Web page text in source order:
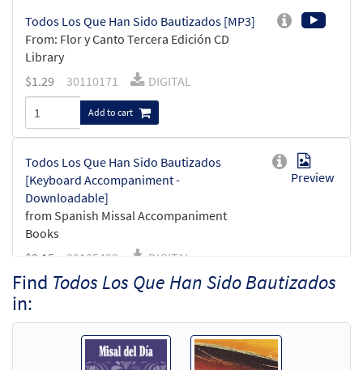
Todos Los Que Han Sido Bautizados [MP3]
From: Flor y Canto Tercera Edición CD
Library
$1.29 30110171 DIGITAL
Add to cart
Todos Los Que Han Sido Bautizados
[Keyboard Accompaniment -
Downloadable]
from Spanish Missal Accompaniment
Books
Preview
$3.15 30105422 DIGITAL
Add to cart
Todos Los Que Han Sido Bautizados [Guitar
Accompaniment - Downloadable]
Find Todos Los Que Han Sido Bautizados
in: